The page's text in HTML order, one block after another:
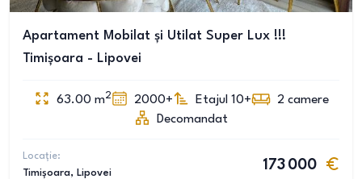
Apartament Mobilat și Utilat Super Lux !!!
Timișoara - Lipovei
63.00 m2 2000+ Etajul 10+ 2 camere
Decomandat
Locație:
Timișoara, Lipovei
173 000